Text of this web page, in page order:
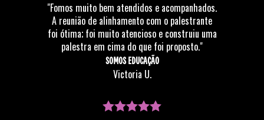
"Fomos muito bem atendidos e acompanhados.
A reunião de alinhamento com o palestrante
foi ótima; foi muito atencioso e construiu uma
palestra em cima do que foi proposto."
SOMOS EDUCAÇÃO
Victoria U.